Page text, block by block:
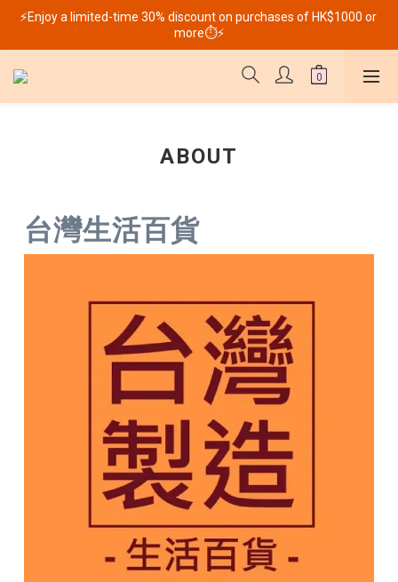
⚡Enjoy a limited-time 30% discount on purchases of HK$1000 or
more⏱️⚡
ABOUT
台灣生活百貨